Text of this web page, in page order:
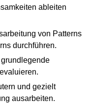
ableiten
von Patterns
durchführen.
und gezielt
ausarbeiten.